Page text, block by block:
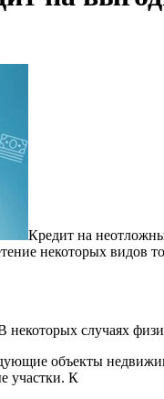
Кредит на
некоторых видов
некоторых случаях
объекты
участки. К